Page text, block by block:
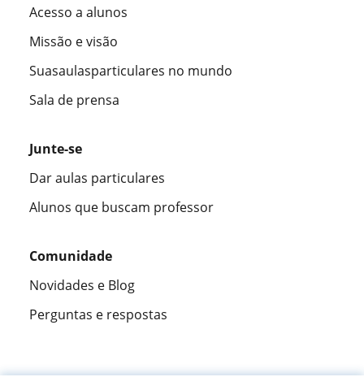
Acesso a alunos
Missão e visão
Suasaulasparticulares no mundo
Sala de prensa
Junte-se
Dar aulas particulares
Alunos que buscam professor
Comunidade
Novidades e Blog
Perguntas e respostas